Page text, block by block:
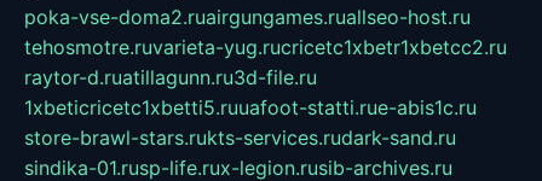
poka-vse-doma2.ruairgungames.ruallseo-host.ru
tehosmotre.ruvarieta-yug.rucricetc1xbetr1xbetcc2.ru
raytor-d.ruatillagunn.ru3d-file.ru
1xbeticricetc1xbetti5.ruuafoot-statti.rue-abis1c.ru
store-brawl-stars.rukts-services.rudark-sand.ru
sindika-01.rusp-life.rux-legion.rusib-archives.ru